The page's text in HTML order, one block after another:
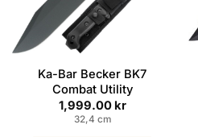
Ka-Bar Becker BK7
Combat Utility
1,999.00 kr
32,4 cm